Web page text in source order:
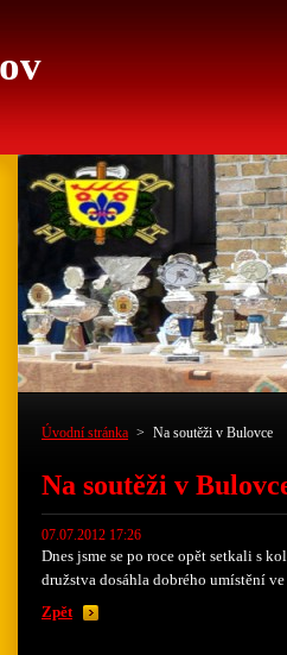
Úvodní stránka > Na soutěži v Bulovce
Na soutěži v
07.07.2012 17:26
Dnes jsme se po roce opět setkali s
družstva dosáhla dobrého umístění
Zpět